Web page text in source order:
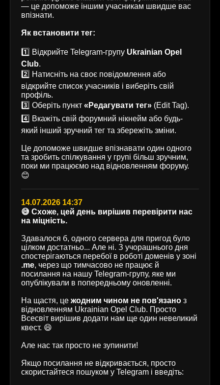
— це допоможе іншим учасникам швидше вас
впізнати.
Як встановити тег:
1️⃣ Відкрийте Telegram-групу Ukrainian Opel
Club.
2️⃣ Натисніть на своє повідомлення або
відкрийте список учасників і виберіть свій
профіль.
3️⃣ Оберіть пункт «Редагувати тег» (Edit Tag).
4️⃣ Вкажіть свій форумний нікнейм або будь-
який інший зручний тег та збережіть зміни.
Це допоможе швидше впізнавати один одного
та зробить спілкування у групі більш зручним,
поки ми працюємо над відновленням форуму.
😊
14.07.2026 14:37
😅 Схоже, цей день вирішив перевірити нас
на міцність.
Здавалося б, одного сервера для пригод було
цілком достатньо... Але ні. З учорашнього дня
спостерігаються перебої в роботі доменів у зоні
.me, через що тимчасово не працює й
посилання на нашу Telegram-групу, яке ми
опублікували в попередньому оновленні.
На щастя, це жодним чином не пов'язано з
відновленням Ukrainian Opel Club. Просто
Всесвіт вирішив додати нам ще один невеликий
квест. 😄
Але нас так просто не зупинити!
Якщо посилання не відкривається, просто
скористайтеся пошуком у Telegram і введіть: